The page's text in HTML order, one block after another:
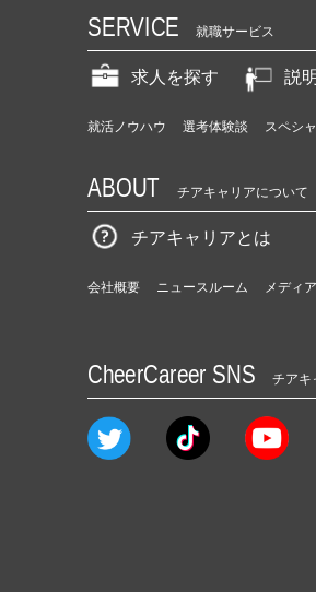
SERVICE 就職サービス
求人を探す 説
就活ノウハウ 選考体験談 スペシ
ABOUT チアキャリアについて
チアキャリアとは
会社概要 ニュースルーム メディ
CheerCareer SNS チアキ